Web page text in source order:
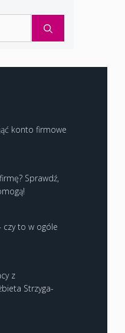
konto firmowe
Sprawdź,
czy to w ogóle
z
Strzyga-